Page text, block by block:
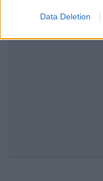
Data Deletion